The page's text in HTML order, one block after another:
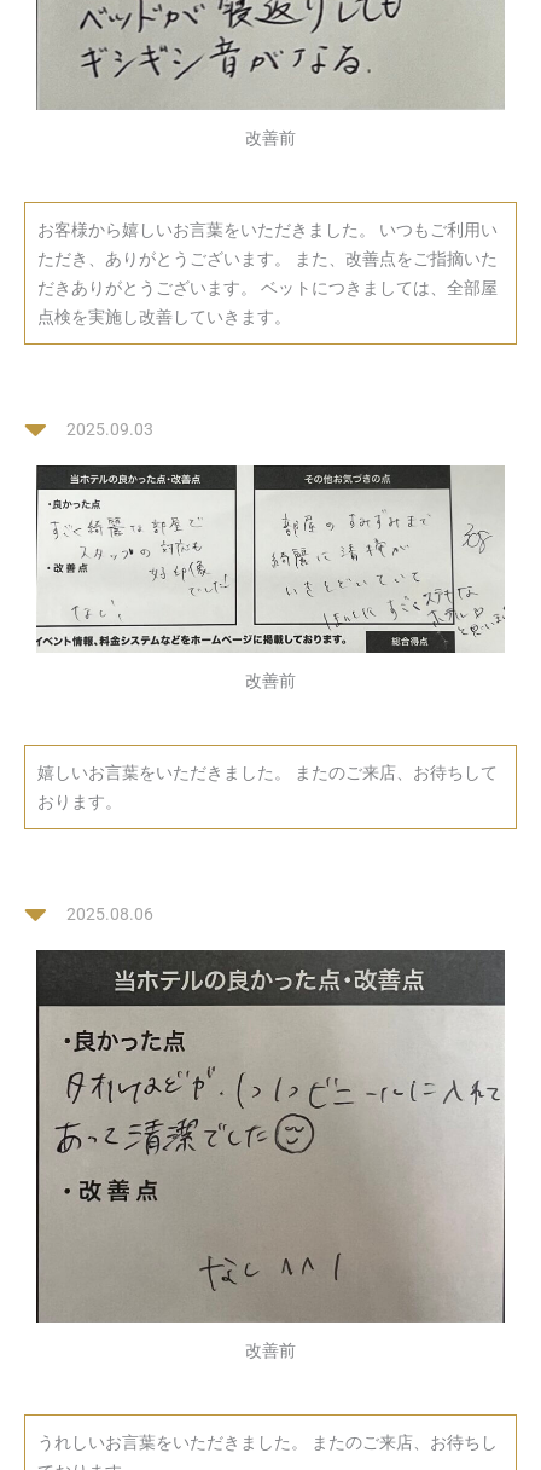
改善前
お客様から嬉しいお言葉をいただきました。 いつもご利用い
ただき、ありがとうございます。 また、改善点をご指摘いた
だきありがとうございます。 ベットにつきましては、全部屋
点検を実施し改善していきます。
2025.09.03
改善前
嬉しいお言葉をいただきました。 またのご来店、お待ちして
おります。
2025.08.06
改善前
うれしいお言葉をいただきました。 またのご来店、お待ちし